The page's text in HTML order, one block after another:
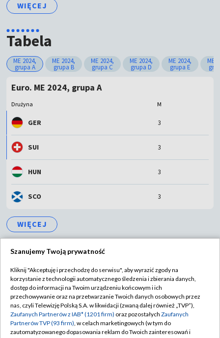
WIĘCEJ
Tabela
ME 2024,
grupa A
ME 2024,
grupa B
ME 2024,
grupa C
ME 2024,
grupa D
ME 2024,
grupa E
ME
Euro. ME 2024, grupa A
Drużyna M
GER 3
SUI 3
HUN 3
SCO 3
WIĘCEJ
TVP
Abonament TVP
Sklep TVP
Biuro Reklamy
Regulamin TVP
Polityka prywatności
Moje zgody
Szanujemy Twoją prywatność
Kliknij "Akceptuję i przechodzę do serwisu", aby wyrazić zgody na
korzystanie z technologii automatycznego śledzenia i zbierania danych,
dostęp do informacji na Twoim urządzeniu końcowym i ich
przechowywanie oraz na przetwarzanie Twoich danych osobowych przez
nas, czyli Telewizję Polską S.A. w likwidacji (zwaną dalej również „TVP”),
Zaufanych Partnerów z IAB* (1201 firm) oraz pozostałych Zaufanych
Partnerów TVP (93 firm), w celach marketingowych (w tym do
zautomatyzowanego dopasowania reklam do Twoich zainteresowań i